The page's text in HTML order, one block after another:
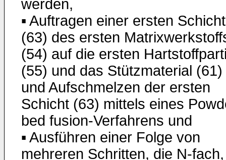
werden,
▪ Auftragen einer ersten Schicht
(63) des ersten
(54) auf die ersten
(55) und das Stützmaterial (61)
und Aufschmelzen der ersten
Schicht (63) mittels eines
bed fusion-Verfahrens und
▪ Ausführen einer Folge von
mehreren Schritten, die N-